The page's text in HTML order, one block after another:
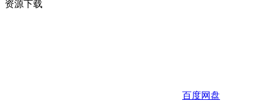
资源下载
百度网盘